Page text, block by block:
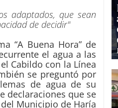
adaptados, que sean
de decidir"
“A Buena Hora” de
el agua a las
Cabildo con la Línea
se preguntó por
de agua de su
declaraciones que se
Municipio de Haría